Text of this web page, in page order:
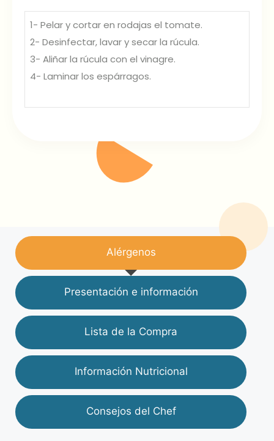
1- Pelar y cortar en rodajas el tomate.
2- Desinfectar, lavar y secar la rúcula.
3- Aliñar la rúcula con el vinagre.
4- Laminar los espárragos.
Alérgenos
Presentación e información
Lista de la Compra
Información Nutricional
Consejos del Chef